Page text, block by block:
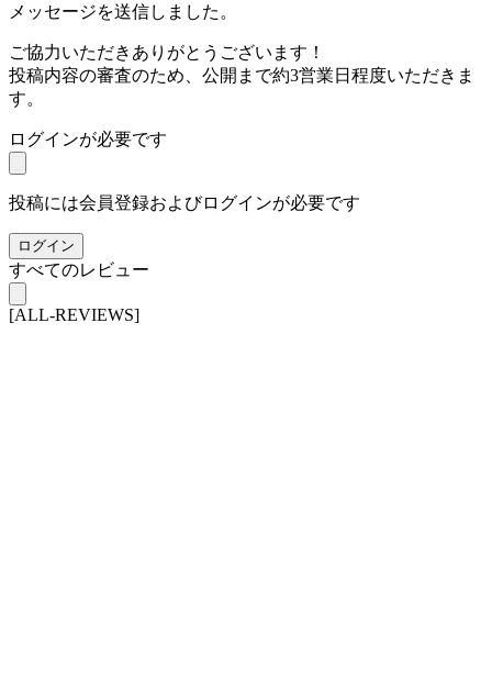
メッセージを送信しました。
ご協力いただきありがとうございます！
投稿内容の審査のため、公開まで約3営業日程度いただきま
す。
ログインが必要です
投稿には会員登録およびログインが必要です
ログイン
すべてのレビュー
[ALL-REVIEWS]